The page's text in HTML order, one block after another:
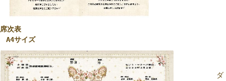
席次表
A4サイズ
ダ